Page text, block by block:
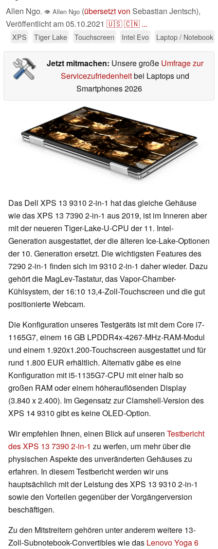
Allen Ngo, 👁 Allen Ngo (übersetzt von Sebastian Jentsch),
Veröffentlicht am05.10.2021 🇺🇸🇨🇳 ...
XPS Tiger Lake Touchscreen Intel Evo Laptop / Notebook
Jetzt mitmachen: Unsere große Umfrage zur
Servicezufriedenheitbei Laptops und
Smartphones 2026
Das Dell XPS 13 9310 2-in-1 hat das gleiche Gehäuse
wie das XPS 13 7390 2-in-1 aus 2019, ist im Inneren aber
mit der neueren Tiger-Lake-U-CPU der 11. Intel-
Generation ausgestattet, der die älteren Ice-Lake-Optionen
der 10. Generation ersetzt. Die wichtigsten Features des
7290 2-in-1 finden sich im 9310 2-in-1 daher wieder. Dazu
gehört die MagLev-Tastatur, das Vapor-Chamber-
Kühlsystem, der 16:10 13,4-Zoll-Touchscreen und die gut
positionierte Webcam.
Die Konfiguration unseres Testgeräts ist mit dem Core i7-
1165G7, einem 16 GB LPDDR4x-4267-MHz-RAM-Modul
und einem 1.920x1.200-Touchscreen ausgestattet und für
rund 1.800 EUR erhältlich. Alternativ gäbe es eine
Konfiguration mit i5-1135G7-CPU mit einer halb so
großen RAM oder einem höherauflösenden Display
(3.840 x 2.400). Im Gegensatz zur Clamshell-Version des
XPS 14 9310 gibt es keine OLED-Option.
Wir empfehlen Ihnen, einen Blick auf unseren Testbericht
des XPS 13 7390 2-in-1 zu werfen, um mehr über die
physischen Aspekte des unveränderten Gehäuses zu
erfahren. In diesem Testbericht werden wir uns
hauptsächlich mit der Leistung des XPS 13 9310 2-in-1
sowie den Vorteilen gegenüber der Vorgängerversion
beschäftigen.
Zu den Mitstreitern gehören unter anderem weitere 13-
Zoll-Subnotebook-Convertibles wie das Lenovo Yoga 6